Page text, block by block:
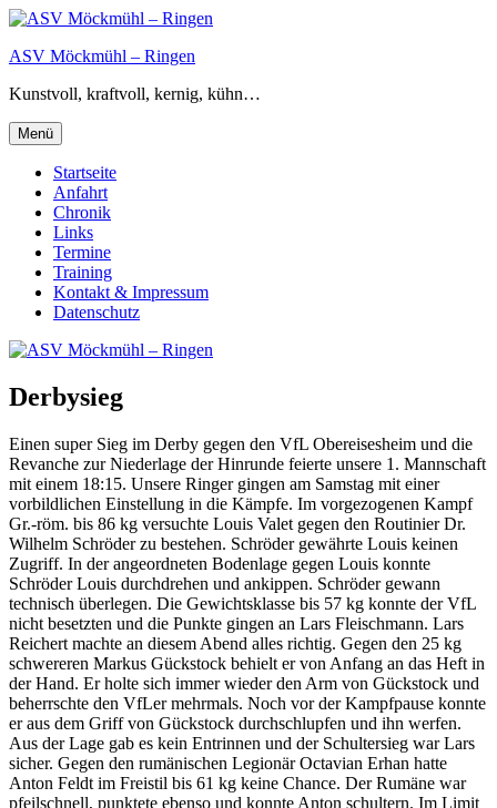
Zum
springen
ASV Möckmühl – Ringen
Kunstvoll, kraftvoll, kernig, kühn…
Menü
Startseite
Anfahrt
Chronik
Links
Termine
Training
Kontakt & Impressum
Datenschutz
Derbysieg
Einen super Sieg im Derby gegen den VfL Obereisesheim und die
Revanche zur Niederlage der Hinrunde feierte unsere 1. Mannschaft
mit einem 18:15. Unsere Ringer gingen am Samstag mit einer
vorbildlichen Einstellung in die Kämpfe. Im vorgezogenen Kampf
Gr.-röm. bis 86 kg versuchte Louis Valet gegen den Routinier Dr.
Wilhelm Schröder zu bestehen. Schröder gewährte Louis keinen
Zugriff. In der angeordneten Bodenlage gegen Louis konnte
Schröder Louis durchdrehen und ankippen. Schröder gewann
technisch überlegen. Die Gewichtsklasse bis 57 kg konnte der VfL
nicht besetzten und die Punkte gingen an Lars Fleischmann. Lars
Reichert machte an diesem Abend alles richtig. Gegen den 25 kg
schwereren Markus Gückstock behielt er von Anfang an das Heft in
der Hand. Er holte sich immer wieder den Arm von Gückstock und
beherrschte den VfLer mehrmals. Noch vor der Kampfpause konnte
er aus dem Griff von Gückstock durchschlupfen und ihn werfen.
Aus der Lage gab es kein Entrinnen und der Schultersieg war Lars
sicher. Gegen den rumänischen Legionär Octavian Erhan hatte
Anton Feldt im Freistil bis 61 kg keine Chance. Der Rumäne war
pfeilschnell, punktete ebenso und konnte Anton schultern. Im Limit